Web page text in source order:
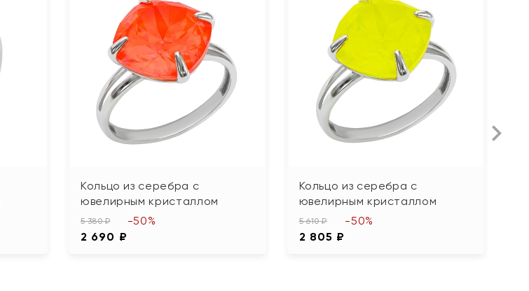
Кольцо из серебра с
ювелирным кристаллом
5 380 ₽
2 690 ₽
-50%
Кольцо из серебра с
ювелирным кристаллом
5 610 ₽
2 805 ₽
-50%